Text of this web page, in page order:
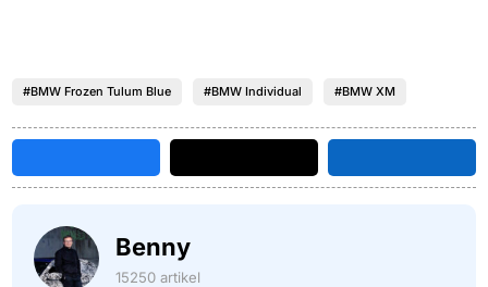
#BMW Frozen Tulum Blue #BMW Individual #BMW XM
Benny
15250 artikel